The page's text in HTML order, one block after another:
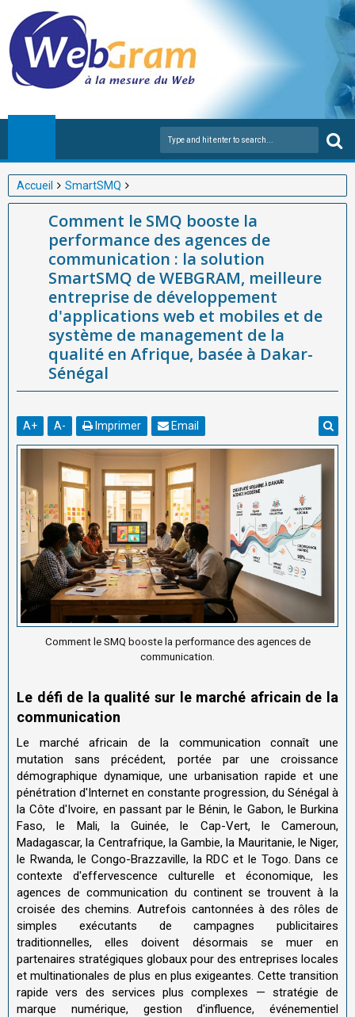
Accueil
SmartSMQ
Comment le SMQ booste la performance des agences de
communication : la solution SmartSMQ de WEBGRAM, meilleure
entreprise de développement d'applications web et mobiles et
de système de management de la qualité en Afrique, basée à
Comment le SMQ booste la
performance des agences de
communication : la solution
SmartSMQ de WEBGRAM, meilleure
entreprise de développement
d'applications web et mobiles et de
système de management de la
qualité en Afrique, basée à Dakar-
Sénégal
A+ A- Imprimer Email
Comment le SMQ booste la performance des agences de
communication.
Le défi de la qualité sur le marché africain de la
communication
Le marché africain de la communication connaît une
mutation sans précédent, portée par une croissance
démographique dynamique, une urbanisation rapide et une
pénétration d'Internet en constante progression, du Sénégal à
la Côte d'Ivoire, en passant par le Bénin, le Gabon, le Burkina
Faso, le Mali, la Guinée, le Cap-Vert, le Cameroun,
Madagascar, la Centrafrique, la Gambie, la Mauritanie, le Niger,
le Rwanda, le Congo-Brazzaville, la RDC et le Togo. Dans ce
contexte d'effervescence culturelle et économique, les
agences de communication du continent se trouvent à la
croisée des chemins. Autrefois cantonnées à des rôles de
simples exécutants de campagnes publicitaires
traditionnelles, elles doivent désormais se muer en
partenaires stratégiques globaux pour des entreprises locales
et multinationales de plus en plus exigeantes. Cette transition
rapide vers des services plus complexes — stratégie de
marque numérique, gestion d'influence, événementiel